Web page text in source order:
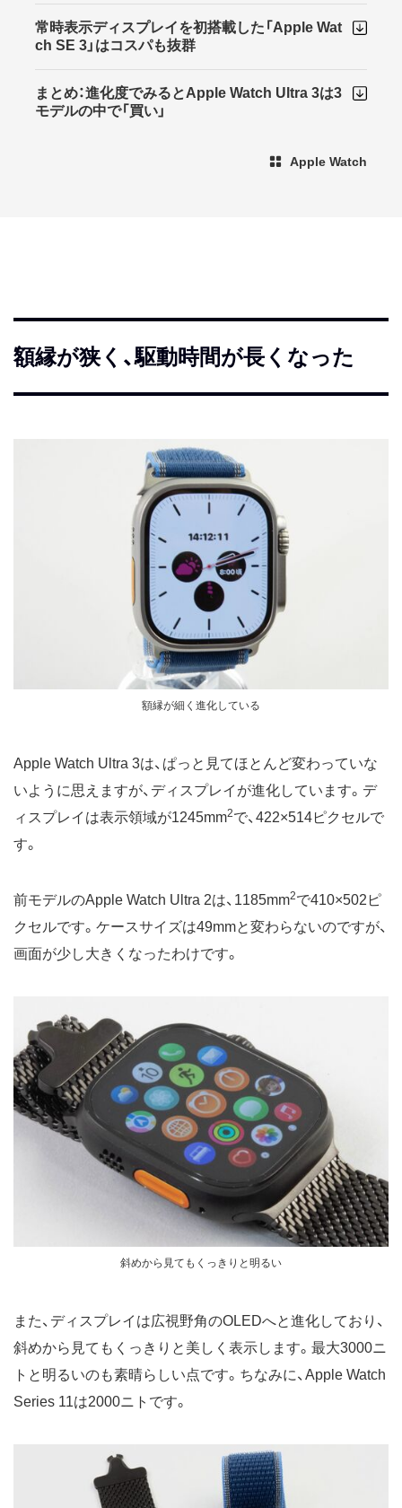
常時表示ディスプレイを初搭載した「Apple Wat
ch SE 3」はコスパも抜群
まとめ：進化度でみるとApple Watch Ultra 3は3
モデルの中で「買い」
Apple Watch
額縁が狭く、駆動時間が長くなった
額縁が細く進化している
Apple Watch Ultra 3は、ぱっと見てほとんど変わっていな
いように思えますが、ディスプレイが進化しています。デ
ィスプレイは表示領域が1245mm2で、422×514ピクセルで
す。
前モデルのApple Watch Ultra 2は、1185mm2で410×502ピ
クセルです。ケースサイズは49mmと変わらないのですが、
画面が少し大きくなったわけです。
斜めから見てもくっきりと明るい
また、ディスプレイは広視野角のOLEDへと進化しており、
斜めから見てもくっきりと美しく表示します。最大3000ニ
トと明るいのも素晴らしい点です。ちなみに、Apple Watch
Series 11は2000ニトです。